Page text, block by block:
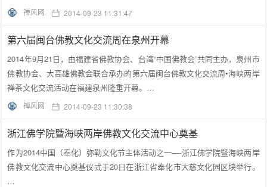
禅风网 2014-09-23 11:31:47
第六届闽台佛教文化交流周在泉州开幕
2014年9月21日，由福建省佛教协会、台湾“中国佛教会”共同主办，泉州市
佛教协会、大高雄佛教会联合承办的第六届闽台佛教文化交流周•海峡两岸
禅茶文化交流活动在福建泉州隆重开幕。…
禅风网 2014-09-23 11:30:38
浙江佛学院暨海峡两岸佛教文化交流中心奠基
作为2014中国（奉化）弥勒文化节主体活动之一—-浙江佛学院暨海峡两岸
佛教文化交流中心奠基仪式于20日在浙江省奉化市大慈文化园区块举行。
…